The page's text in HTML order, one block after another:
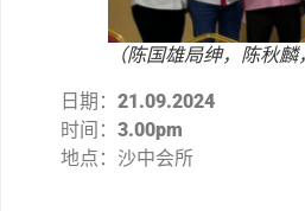
（陈国雄局绅，陈秋
日期： 21.09.2024
时间： 3.00pm
地点：沙中会所